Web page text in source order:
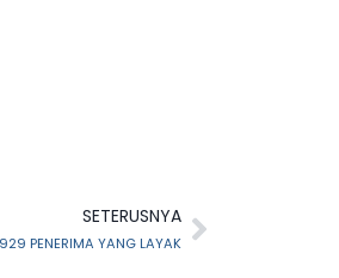
SETERUSNYA
PENERIMA YANG LAYAK